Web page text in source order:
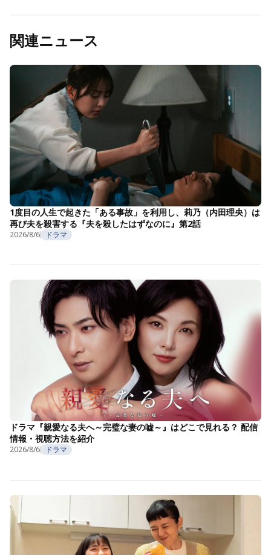
関連ニュース
1度目の人生で起きた「ある事故」を利用し、莉乃（内田理央）は
再び夫を殺害する『夫を殺したはずなのに』第2話
2026/8/6 ドラマ
ドラマ『親愛なる夫へ～完璧な妻の嘘～』はどこで見れる？ 配信
情報・視聴方法を紹介
2026/8/6 ドラマ